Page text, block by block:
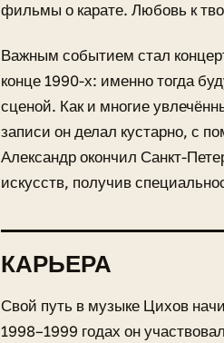
фильмы о карате. Любовь к
Важным событием стал
конце 1990-х: именно тогда
сценой. Как и многие
записи он делал кустарно, с
Александр окончил Санкт-
искусств, получив
КАРЬЕРА
Свой путь в музыке Цихов
1998–1999 годах он